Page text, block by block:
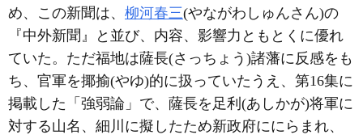
め、この新聞は、 柳河春三(やながわしゅんさん)の
『中外新聞』と並び、内容、影響力ともとくに優れ
ていた。ただ福地は薩長(さっちょう)諸藩に反感をも
ち、官軍を揶揄(やゆ)的に扱っていたうえ、第16集に
掲載した「強弱論」で、薩長を足利(あしかが)将軍に
対する山名、細川に擬したため新政府ににらまれ、